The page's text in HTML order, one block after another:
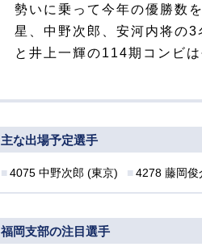
勢いに乗って今年の優勝数
星、中野次郎、安河内将の3
と井上一輝の114期コンビ
年前期の勝率は出場選手ト
主な出場予定選手
4075 中野次郎 (東京) 4278 藤岡俊
福岡支部の注目選手